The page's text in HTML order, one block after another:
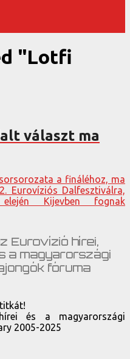
"Lotfi
választ ma
a fináléhoz, ma
Eurovíziós Dalfesztiválra,
Kijevben fognak
és a magyarországi
2005-2025